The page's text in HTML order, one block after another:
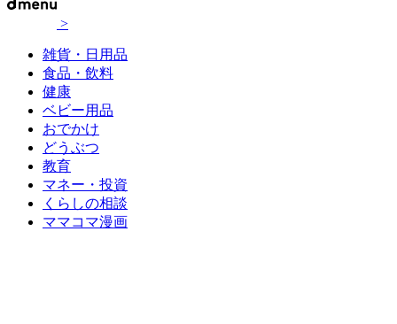
>
雑貨・日用品
食品・飲料
健康
ベビー用品
おでかけ
どうぶつ
教育
マネー・投資
くらしの相談
ママコマ漫画